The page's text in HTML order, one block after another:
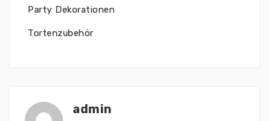
Party Dekorationen
Tortenzubehör
admin